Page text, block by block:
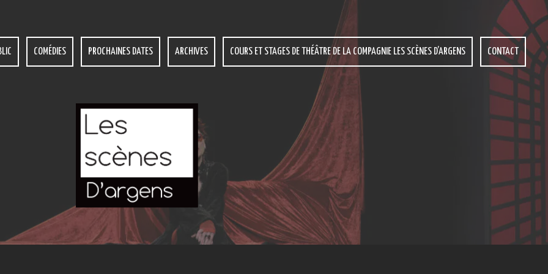
COMÉDIES PROCHAINES DATES ARCHIVES COURS ET STAGES DE THÉÂTRE DE LA COMPAGNIE LES SCÈNES D’ARGENS CONTACT